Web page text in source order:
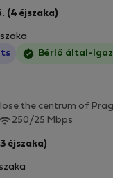
(4 éjszaka)
·Nincs kaucióBérlő által-
the centrum of
250/25 Mbps
éjszaka)